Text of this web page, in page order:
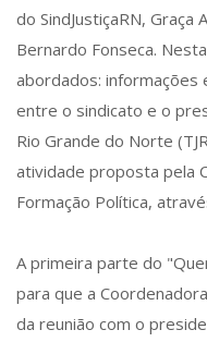
do SindJustiçaRN, Graça
Bernardo Fonseca.
abordados: informações
entre o sindicato e o
Rio Grande do Norte
atividade proposta pela
Formação Política,
A primeira parte do
para que a
da reunião com o